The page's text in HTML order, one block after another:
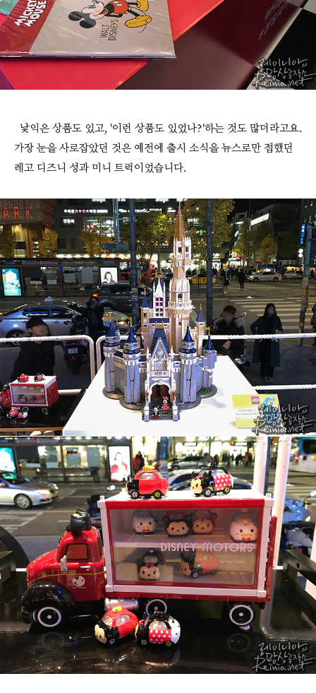
낯익은 상품도 있고, '이런 상품도 있었나?'하는 것도 많더라고요.
가장 눈을 사로잡았던 것은 예전에 출시 소식을 뉴스로만 접했던
레고 디즈니 성과 미니 트럭이었습니다.